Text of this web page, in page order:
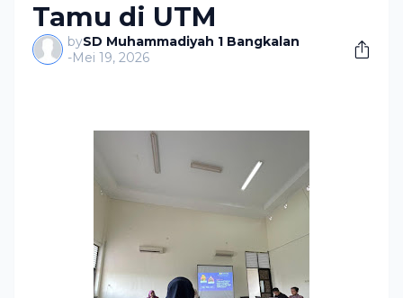
Tamu di UTM
bySD Muhammadiyah 1 Bangkalan
-Mei 19, 2026